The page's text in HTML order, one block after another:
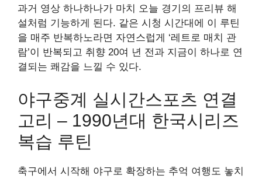
과거 영상 하나하나가 마치 오늘 경기의 프리뷰 해
설처럼 기능하게 된다. 같은 시청 시간대에 이 루틴
을 매주 반복하노라면 자연스럽게 ‘레트로 매치 관
람’이 반복되고 취향 20여 년 전과 지금이 하나로 연
결되는 쾌감을 느낄 수 있다.
야구중계 실시간스포츠 연결
고리 – 1990년대 한국시리즈
복습 루틴
축구에서 시작해 야구로 확장하는 추억 여행도 놓치